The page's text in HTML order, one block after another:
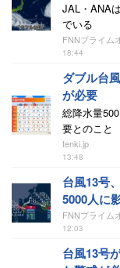
JAL・ANA
でいる
FNNプライム
18:44
ダブル台
が必要
総降水量
要とのこと
tenki.jp
13:48
台風13号
5000人に
FNNプライム
12:03
台風13号